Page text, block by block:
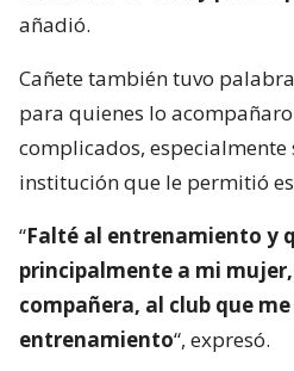
añadió.
Cañete también tuvo
para quienes lo
complicados, especialmente
institución que le permitió
“Falté al entrenamiento y
principalmente a mi
compañera, al club que
entrenamiento“, expresó.